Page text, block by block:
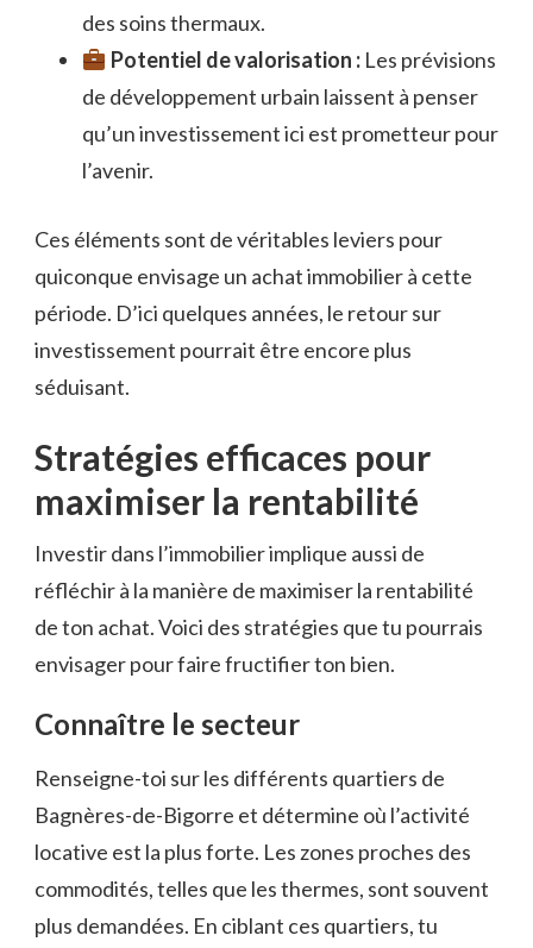
des soins thermaux.
Potentiel de valorisation :Les prévisions
de développement urbain laissent à penser
qu’un investissement ici est prometteur pour
l’avenir.
Ces éléments sont de véritables leviers pour
quiconque envisage un achat immobilier à cette
période. D’ici quelques années, le retour sur
investissement pourrait être encore plus
séduisant.
Stratégies efficaces pour
maximiser la rentabilité
Investir dans l’immobilier implique aussi de
réfléchir à la manière de maximiser la rentabilité
de ton achat. Voici des stratégies que tu pourrais
envisager pour faire fructifier ton bien.
Connaître le secteur
Renseigne-toi sur les différents quartiers de
Bagnères-de-Bigorre et détermine où l’activité
locative est la plus forte. Les zones proches des
commodités, telles que les thermes, sont souvent
plus demandées. En ciblant ces quartiers, tu